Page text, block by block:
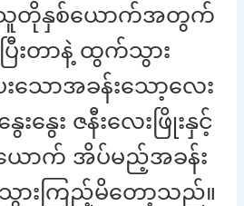
သူတိုနှစ်ယောက်အတွက်
ြီးတာနဲ့ ထွက်သွား
သောအခန်းသော့လေး
နွေး ဇနီးလေးဖြိုးနှင့်
ာက် အိပ်မည့်အခန်း
သွားကြည့်မိတော့သည်။